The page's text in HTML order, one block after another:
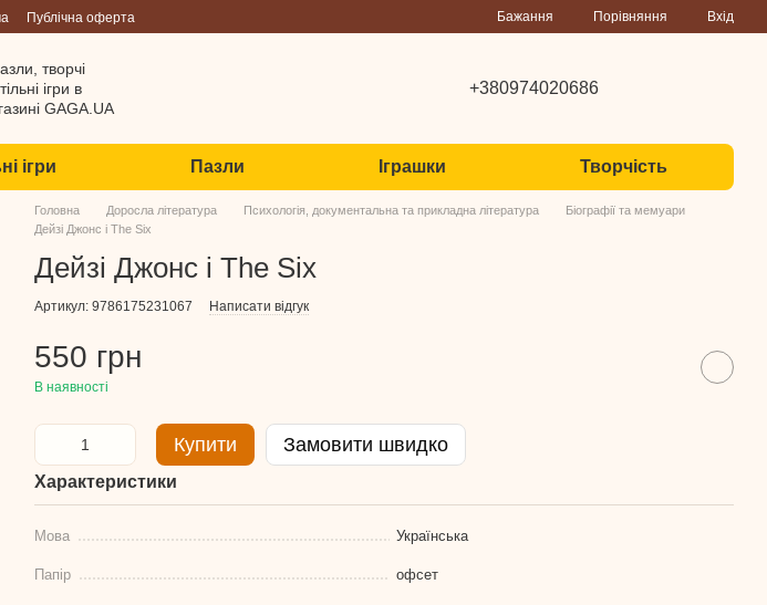
Публічна оферта Бажання Порівняння Вхід
+380974020686
ігри Пазли Іграшки Творчість
Головна Доросла література Психологія, документальна та прикладна література
Біографії та мемуари
Дейзі Джонс і The Six
Дейзі Джонс і The Six
Артикул: 9786175231067 Написати відгук
550 грн
В наявності
Купити Замовити швидко
Характеристики
Мова Українська
Папір офсет